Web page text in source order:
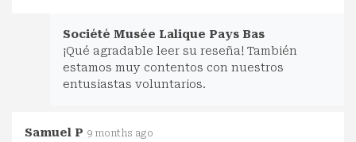
Société Musée Lalique Pays Bas
¡Qué agradable leer su reseña! También
estamos muy contentos con nuestros
entusiastas voluntarios.
Samuel P 9 months ago